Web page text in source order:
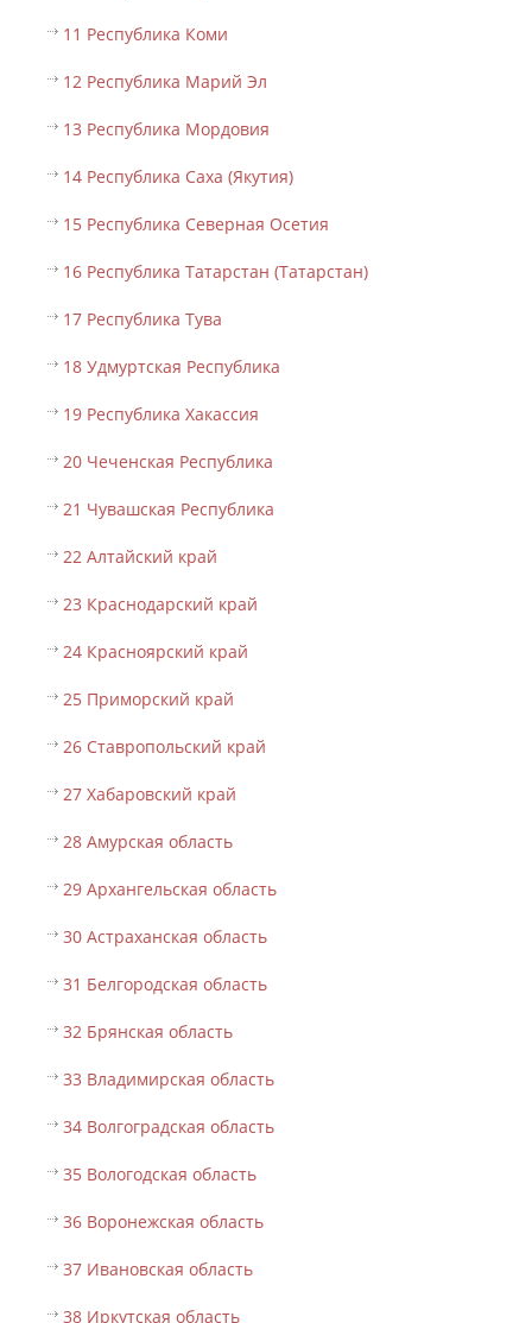
11 Республика Коми
12 Республика Марий Эл
13 Республика Мордовия
14 Республика Саха (Якутия)
15 Республика Северная Осетия
16 Республика Татарстан (Татарстан)
17 Республика Тува
18 Удмуртская Республика
19 Республика Хакассия
20 Чеченская Республика
21 Чувашская Республика
22 Алтайский край
23 Краснодарский край
24 Красноярский край
25 Приморский край
26 Ставропольский край
27 Хабаровский край
28 Амурская область
29 Архангельская область
30 Астраханская область
31 Белгородская область
32 Брянская область
33 Владимирская область
34 Волгоградская область
35 Вологодская область
36 Воронежская область
37 Ивановская область
38 Иркутская область